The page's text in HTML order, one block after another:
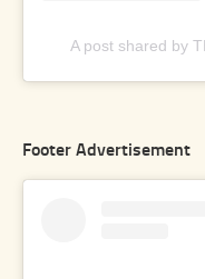
A post shared by
Footer Advertisement